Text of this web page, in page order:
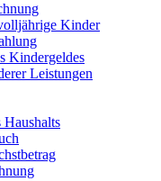
Kinder
Kindergeldes
Leistungen
Haushalts